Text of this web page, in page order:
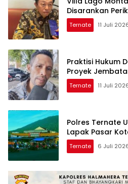
Disarankan
Ternate 11 Juli
Praktisi Hukum
Proyek
Ternate 11 Juli
Polres Ternate
Lapak Pasar
Ternate 6 Juli